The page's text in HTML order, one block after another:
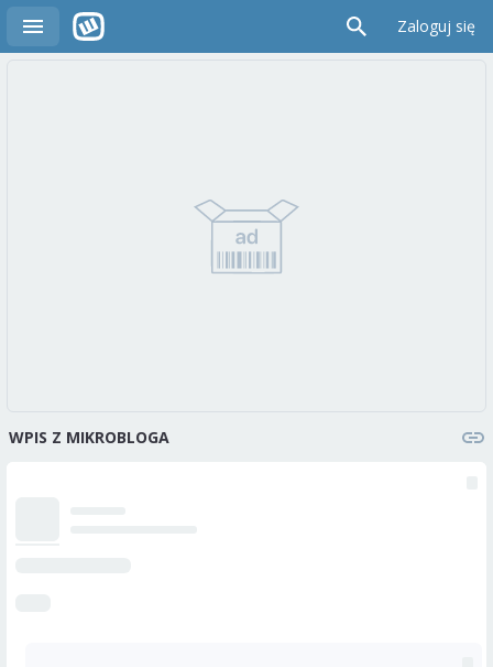
Zaloguj się
WPIS Z MIKROBLOGA